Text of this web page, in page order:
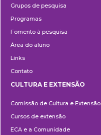
Grupos de pesquisa
Programas
Fomento à pesquisa
Área do aluno
Links
Contato
e
Extensão
CULTURA E EXTENSÃO
Comissão de Cultura e Extensão
Cursos de extensão
ECA e a Comunidade